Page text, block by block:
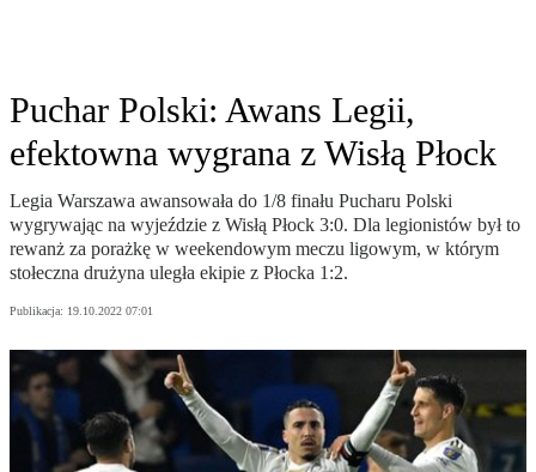
Puchar Polski: Awans Legii,
efektowna wygrana z Wisłą Płock
Legia Warszawa awansowała do 1/8 finału Pucharu Polski
wygrywając na wyjeździe z Wisłą Płock 3:0. Dla legionistów był to
rewanż za porażkę w weekendowym meczu ligowym, w którym
stołeczna drużyna uległa ekipie z Płocka 1:2.
Publikacja: 19.10.2022 07:01